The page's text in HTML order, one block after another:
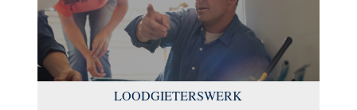
LOODGIETERSWERK